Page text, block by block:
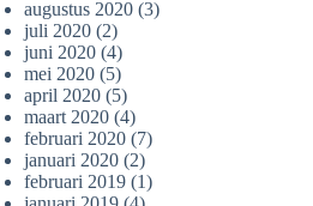
augustus 2020 (3)
juli 2020 (2)
juni 2020 (4)
mei 2020 (5)
april 2020 (5)
maart 2020 (4)
februari 2020 (7)
januari 2020 (2)
februari 2019 (1)